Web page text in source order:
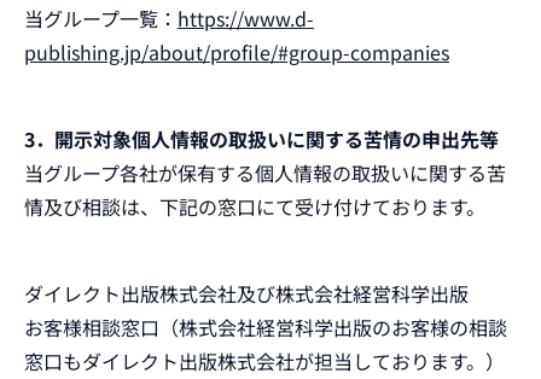
当グループ一覧： https://www.d-
publishing.jp/about/profile/#group-companies
3．開示対象個人情報の取扱いに関する苦情の申出先等
当グループ各社が保有する個人情報の取扱いに関する苦
情及び相談は、下記の窓口にて受け付けております。
ダイレクト出版株式会社及び株式会社経営科学出版
お客様相談窓口（株式会社経営科学出版のお客様の相談
窓口もダイレクト出版株式会社が担当しております。）